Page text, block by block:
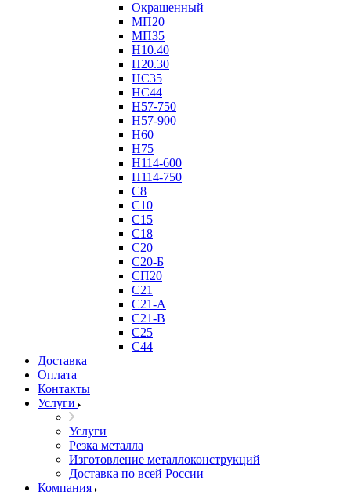
Окрашенный
МП20
МП35
Н10.40
Н20.30
НС35
НС44
Н57-750
Н57-900
Н60
Н75
Н114-600
Н114-750
С8
С10
С15
С18
С20
С20-Б
СП20
С21
С21-А
С21-В
С25
С44
Доставка
Оплата
Контакты
Услуги
Услуги
Резка металла
Изготовление металлоконструкций
Доставка по всей России
Компания